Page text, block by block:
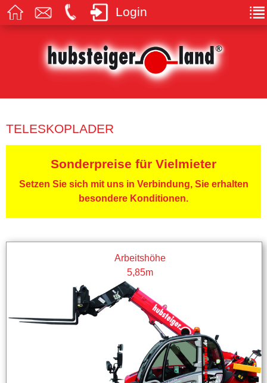
Login
TELESKOPLADER
Sonderpreise für Vielmieter
Setzen Sie sich mit uns in Verbindung, Sie erhalten
besondere Konditionen.
Arbeitshöhe
5,85m